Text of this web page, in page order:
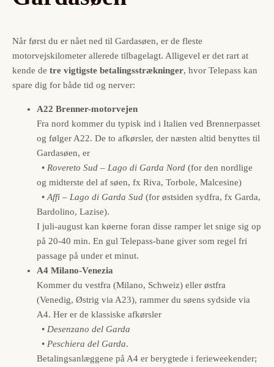
Når først du er nået ned til Gardasøen, er de fleste
motorvejskilometer allerede tilbagelagt. Alligevel er det rart at
kende de tre vigtigste betalingsstrækninger, hvor Telepass kan
spare dig for både tid og nerver:
A22 Brenner-motorvejen
Fra nord kommer du typisk ind i Italien ved Brennerpasset
og følger A22. De to afkørsler, der næsten altid benyttes til
Gardasøen, er
• Rovereto Sud – Lago di Garda Nord (for den nordlige
og midterste del af søen, fx Riva, Torbole, Malcesine)
• Affi – Lago di Garda Sud (for østsiden sydfra, fx Garda,
Bardolino, Lazise).
I juli-august kan køerne foran disse ramper let snige sig op
på 20-40 min. En gul Telepass-bane giver som regel fri
passage på under et minut.
A4 Milano-Venezia
Kommer du vestfra (Milano, Schweiz) eller østfra
(Venedig, Østrig via A23), rammer du søens sydside via
A4. Her er de klassiske afkørsler
• Desenzano del Garda
• Peschiera del Garda.
Betalingsanlæggene på A4 er berygtede i ferieweekender;